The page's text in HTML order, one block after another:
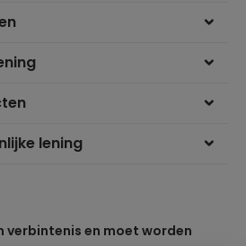
lening
verbintenis en moet worden